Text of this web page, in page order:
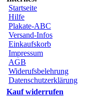
Startseite
Hilfe
Plakate-ABC
Versand-Infos
Einkaufskorb
Impressum
AGB
Widerufsbelehrung
Datenschutzerklärung
Kauf widerrufen